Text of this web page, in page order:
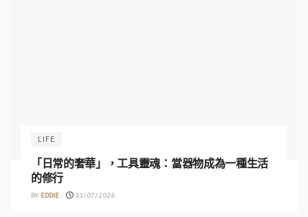
LIFE
「日常的奢華」，工具靈魂：當器物成為一種生活
的修行
BY EDDIE 31/07/2026